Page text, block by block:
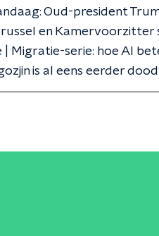
Oud-president
en Kamervoorzitter
| Migratie-serie: hoe AI
is al eens eerder